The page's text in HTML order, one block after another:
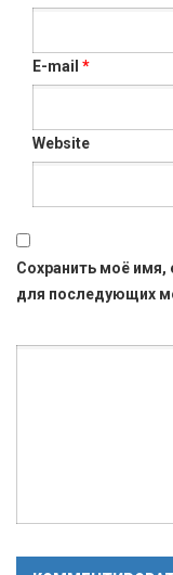
E-mail *
Website
Сохранить моё имя,
для последующих